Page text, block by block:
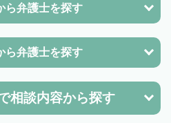
ら弁護士を探す
ら弁護士を探す
相談内容から探す